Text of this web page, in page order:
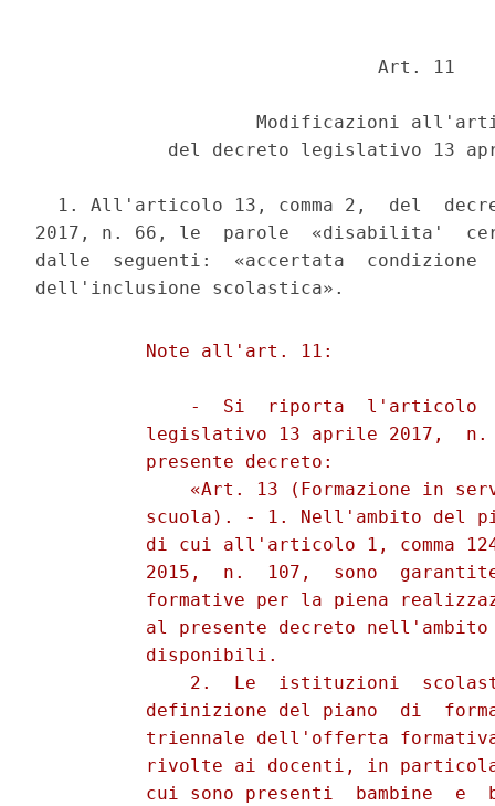
                               Art. 11
Modificazioni
del decreto legislativo 13
1. All'articolo 13, comma 2,  del
2017, n. 66, le  parole  «disabilita'
dalle  seguenti:  «accertata
          Note all'art. 11:
-  Si  riporta  l'articolo
legislativo 13 aprile 2017,
          presente decreto:
«Art. 13 (Formazione in
scuola). - 1. Nell'ambito del
di cui all'articolo 1, comma
2015,  n.  107,  sono
formative per la piena
al presente decreto
          disponibili.
2.  Le  istituzioni
definizione del piano  di
triennale dell'offerta
rivolte ai docenti, in
cui sono presenti  bambine  e